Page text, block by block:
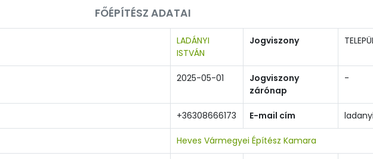
FŐÉPÍTÉSZ ADATAI
LADÁNYI
ISTVÁN
Jogviszony
2025-05-01
Jogviszony
zárónap
-
+36308666173 E-mail cím
Heves Vármegyei Építész Kamara